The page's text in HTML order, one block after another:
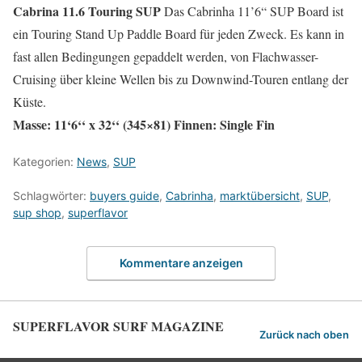
Cabrina 11.6 Touring SUPDas Cabrinha 11’6“ SUP Board ist
ein Touring Stand Up Paddle Board für jeden Zweck. Es kann in
fast allen Bedingungen gepaddelt werden, von Flachwasser-
Cruising über kleine Wellen bis zu Downwind-Touren entlang der
Küste.
Masse: 11‘6‘‘ x 32‘‘ (345×81) Finnen: Single Fin
Kategorien: News, SUP
Schlagwörter: buyers guide, Cabrinha, marktübersicht, SUP,
sup shop, superflavor
Kommentare anzeigen
SUPERFLAVOR SURF MAGAZINE Zurück nach oben